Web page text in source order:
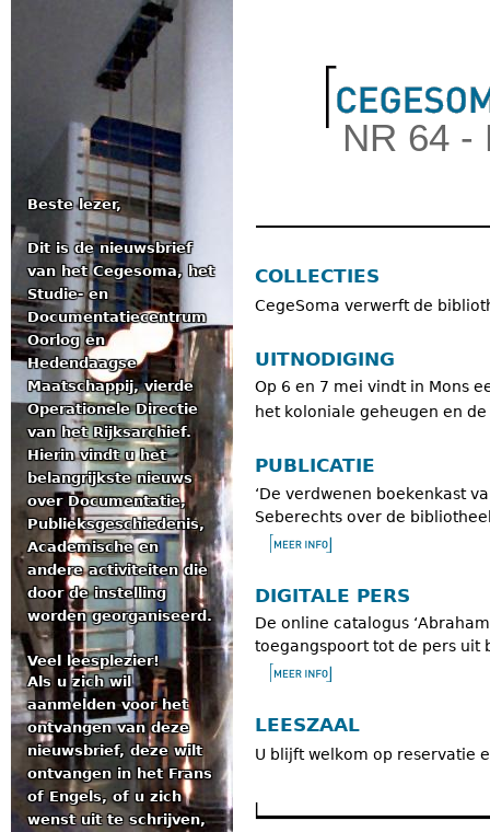
NR 64 -
COLLECTIES
CegeSoma verwerft de
UITNODIGING
Op 6 en 7 mei vindt in Mons
het koloniale geheugen en
PUBLICATIE
‘De verdwenen boekenkast
Seberechts over de
DIGITALE PERS
De online catalogus
toegangspoort tot de pers uit
LEESZAAL
U blijft welkom op reservatie
Beste lezer,
Dit is de nieuwsbrief
van het Cegesoma, het
Studie- en
Documentatiecentrum
Oorlog en
Hedendaagse
Maatschappij, vierde
Operationele Directie
van het Rijksarchief.
Hierin vindt u het
belangrijkste nieuws
over Documentatie,
Publieksgeschiedenis,
Academische en
andere activiteiten die
door de instelling
worden georganiseerd.
Veel leesplezier!
Als u zich wil
aanmelden voor het
ontvangen van deze
nieuwsbrief, deze wilt
ontvangen in het Frans
of Engels, of u zich
wenst uit te schrijven,